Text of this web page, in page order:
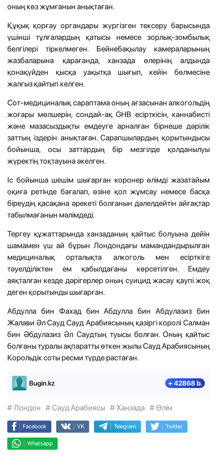
оның көз жұмғанын анықтаған.
Құқық қорғау органдары жүргізген тексеру барысында
үшінші тұлғалардың қатысы немесе зорлық-зомбылық
белгілері тіркелмеген. Бейнебақылау камераларының
жазбаларына қарағанда, ханзада өлерінің алдында
қонақүйден қысқа уақытқа шығып, кейін бөлмесіне
жалғыз қайтып келген.
Сот-медициналық сараптама оның ағзасынан алкогольдің
жоғары мөлшерін, сондай-ақ GHB есірткісін, каннабисті
және мазасыздықты емдеуге арналған бірнеше дәрілік
заттың іздерін анықтаған. Сарапшылардың қорытындысы
бойынша, осы заттардың бір мезгілде қолданылуы
жүректің тоқтауына әкелген.
Іс бойынша шешім шығарған коронер өлімді жазатайым
оқиға ретінде бағалап, өзіне қол жұмсау немесе басқа
біреудің қасақана әрекеті болғанын дәлелдейтін айғақтар
табылмағанын мәлімдеді.
Тергеу құжаттарында ханзаданың қайтыс болуына дейін
шамамен үш ай бұрын Лондондағы мамандандырылған
медициналық орталықта алкоголь мен есірткіге
тәуелділіктен ем қабылдағаны көрсетілген. Емдеу
аяқталған кезде дәрігерлер оның суицид жасау қаупі жоқ
деген қорытынды шығарған.
Абдулла бин Фахад бин Абдулла бин Абдулазиз бин
Жалави Әл Сауд Сауд Арабиясының қазіргі королі Салман
бин Әбдулазиз Әл Саудтың туысы болған. Оның қайтыс
болғаны туралы ақпаратты өткен жылы Сауд Арабиясының
Корольдік соты ресми түрде растаған.
Bugin.kz + 42868 b.
# Лондон # Сауд Арабиясы # Ханзада # Өлім
| Facebook | VK | Telegram | Twitter
| Whatsapp